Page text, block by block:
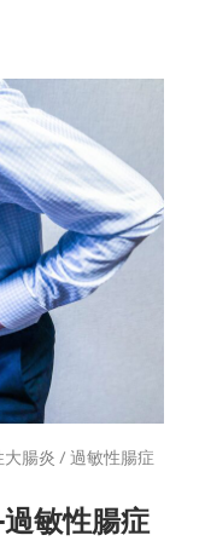
腸炎/過敏性腸症
敏性腸症